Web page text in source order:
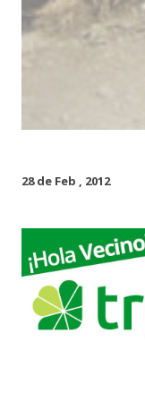
28 de Feb , 2012